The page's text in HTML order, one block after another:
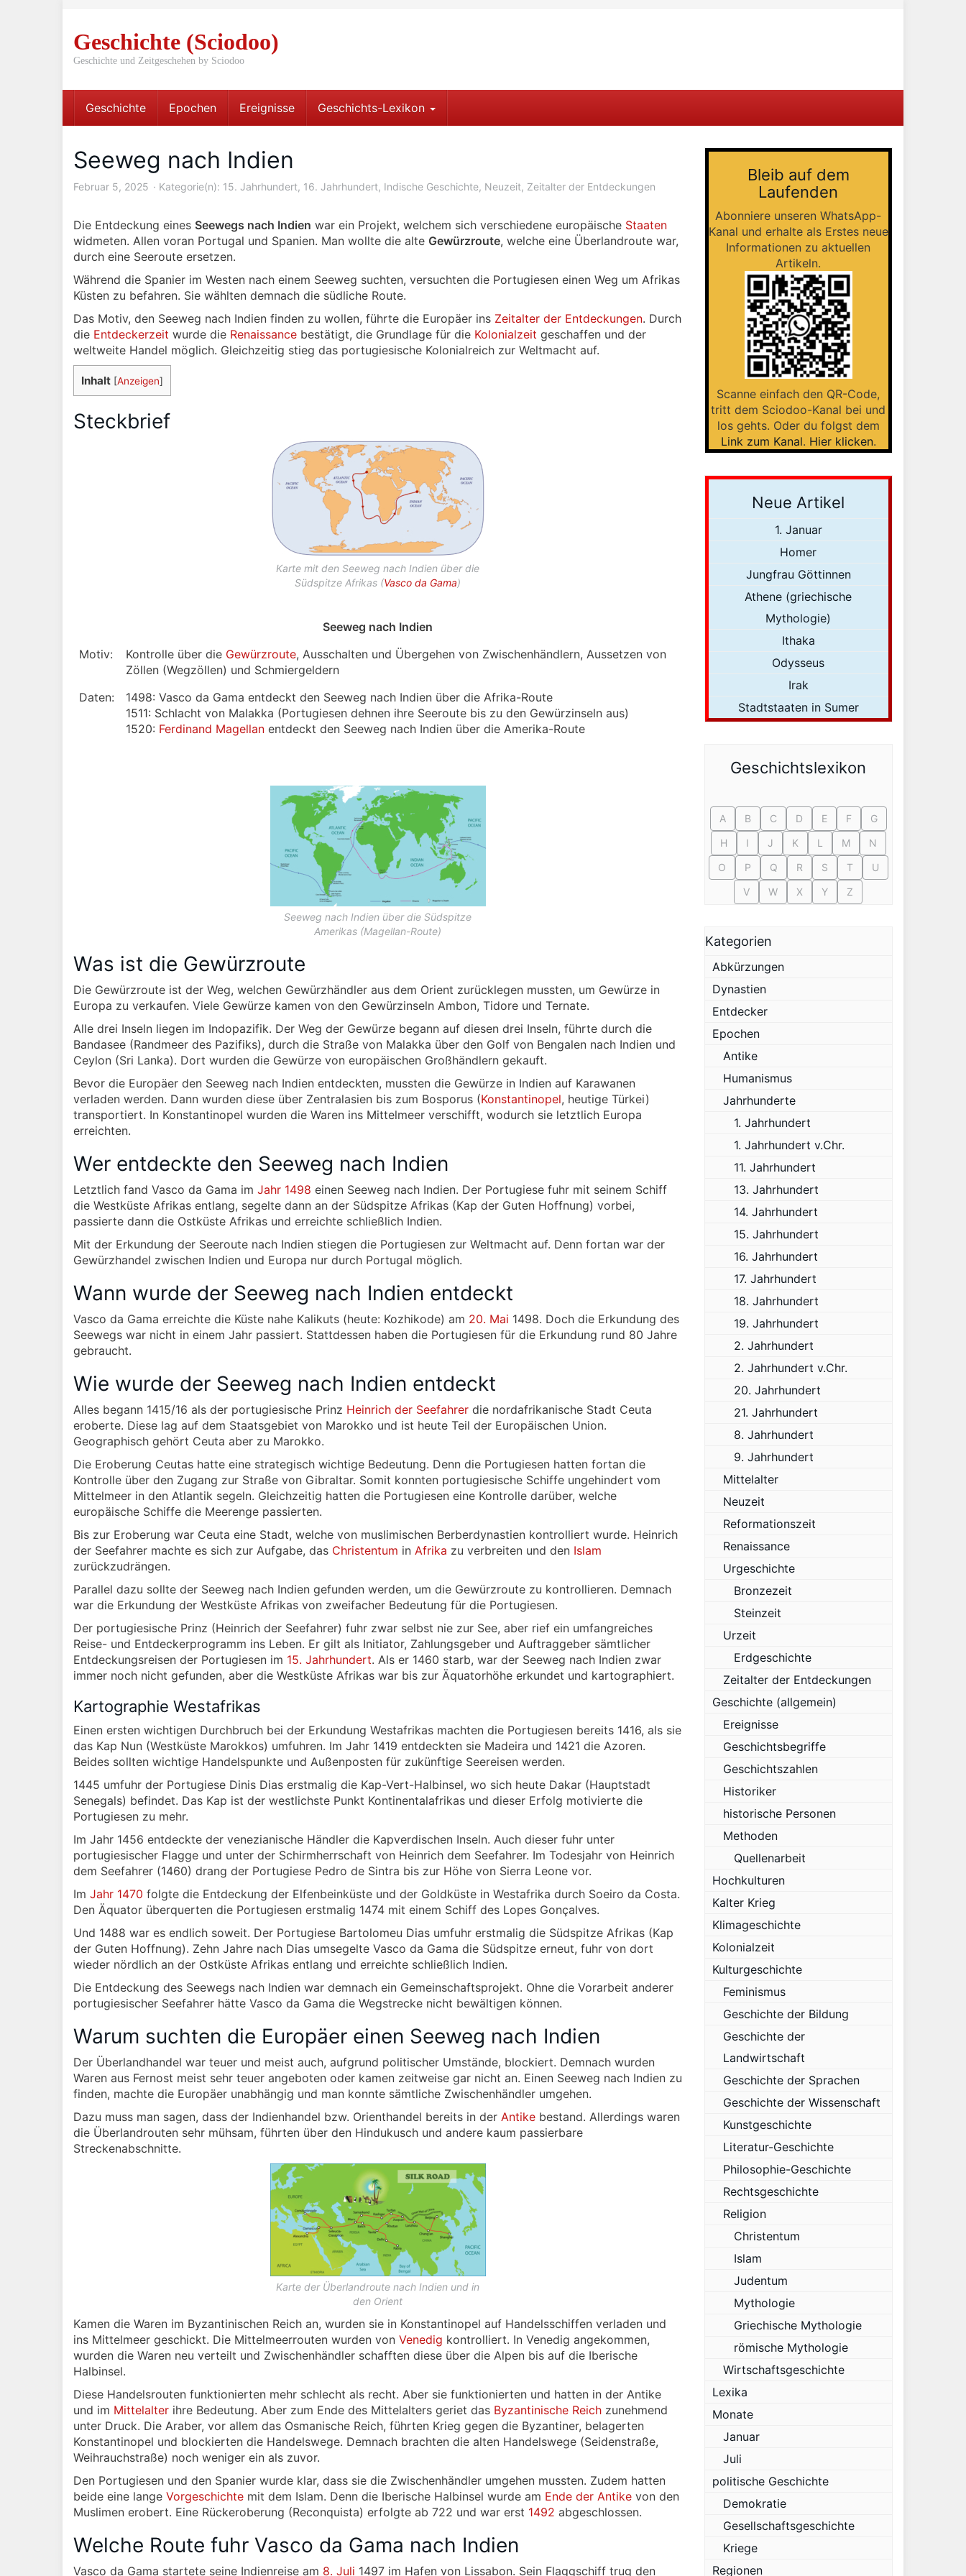
Geschichte (Sciodoo)
Geschichte und Zeitgeschehen by Sciodoo
Geschichte Epochen Ereignisse Geschichts-Lexikon
Seeweg nach Indien
Februar 5, 2025 Kategorie(n): 15. Jahrhundert, 16. Jahrhundert, Indische Geschichte, Neuzeit, Zeitalter der Entdeckungen
Die Entdeckung eines Seewegs nach Indien war ein Projekt, welchem sich verschiedene europäische Staaten
widmeten. Allen voran Portugal und Spanien. Man wollte die alte Gewürzroute, welche eine Überlandroute war,
durch eine Seeroute ersetzen.
Während die Spanier im Westen nach einem Seeweg suchten, versuchten die Portugiesen einen Weg um Afrikas
Küsten zu befahren. Sie wählten demnach die südliche Route.
Das Motiv, den Seeweg nach Indien finden zu wollen, führte die Europäer ins Zeitalter der Entdeckungen. Durch
die Entdeckerzeit wurde die Renaissance bestätigt, die Grundlage für die Kolonialzeit geschaffen und der
weltweite Handel möglich. Gleichzeitig stieg das portugiesische Kolonialreich zur Weltmacht auf.
Inhalt [Anzeigen]
Steckbrief
Karte mit den Seeweg nach Indien über die
Südspitze Afrikas (Vasco da Gama)
Seeweg nach Indien
Motiv:
Kontrolle über die Gewürzroute, Ausschalten und Übergehen von Zwischenhändlern, Aussetzen von
Zöllen (Wegzöllen) und Schmiergeldern
Daten:
1498: Vasco da Gama entdeckt den Seeweg nach Indien über die Afrika-Route
1511: Schlacht von Malakka (Portugiesen dehnen ihre Seeroute bis zu den Gewürzinseln aus)
1520: Ferdinand Magellan entdeckt den Seeweg nach Indien über die Amerika-Route
Seeweg nach Indien über die Südspitze
Amerikas (Magellan-Route)
Was ist die Gewürzroute
Die Gewürzroute ist der Weg, welchen Gewürzhändler aus dem Orient zurücklegen mussten, um Gewürze in
Europa zu verkaufen. Viele Gewürze kamen von den Gewürzinseln Ambon, Tidore und Ternate.
Alle drei Inseln liegen im Indopazifik. Der Weg der Gewürze begann auf diesen drei Inseln, führte durch die
Bandasee (Randmeer des Pazifiks), durch die Straße von Malakka über den Golf von Bengalen nach Indien und
Ceylon (Sri Lanka). Dort wurden die Gewürze von europäischen Großhändlern gekauft.
Bevor die Europäer den Seeweg nach Indien entdeckten, mussten die Gewürze in Indien auf Karawanen
verladen werden. Dann wurden diese über Zentralasien bis zum Bosporus (Konstantinopel, heutige Türkei)
transportiert. In Konstantinopel wurden die Waren ins Mittelmeer verschifft, wodurch sie letztlich Europa
erreichten.
Wer entdeckte den Seeweg nach Indien
Letztlich fand Vasco da Gama im Jahr 1498 einen Seeweg nach Indien. Der Portugiese fuhr mit seinem Schiff
die Westküste Afrikas entlang, segelte dann an der Südspitze Afrikas (Kap der Guten Hoffnung) vorbei,
passierte dann die Ostküste Afrikas und erreichte schließlich Indien.
Mit der Erkundung der Seeroute nach Indien stiegen die Portugiesen zur Weltmacht auf. Denn fortan war der
Gewürzhandel zwischen Indien und Europa nur durch Portugal möglich.
Wann wurde der Seeweg nach Indien entdeckt
Vasco da Gama erreichte die Küste nahe Kalikuts (heute: Kozhikode) am 20. Mai 1498. Doch die Erkundung des
Seewegs war nicht in einem Jahr passiert. Stattdessen haben die Portugiesen für die Erkundung rund 80 Jahre
gebraucht.
Wie wurde der Seeweg nach Indien entdeckt
Alles begann 1415/16 als der portugiesische Prinz Heinrich der Seefahrer die nordafrikanische Stadt Ceuta
eroberte. Diese lag auf dem Staatsgebiet von Marokko und ist heute Teil der Europäischen Union.
Geographisch gehört Ceuta aber zu Marokko.
Die Eroberung Ceutas hatte eine strategisch wichtige Bedeutung. Denn die Portugiesen hatten fortan die
Kontrolle über den Zugang zur Straße von Gibraltar. Somit konnten portugiesische Schiffe ungehindert vom
Mittelmeer in den Atlantik segeln. Gleichzeitig hatten die Portugiesen eine Kontrolle darüber, welche
europäische Schiffe die Meerenge passierten.
Bis zur Eroberung war Ceuta eine Stadt, welche von muslimischen Berberdynastien kontrolliert wurde. Heinrich
der Seefahrer machte es sich zur Aufgabe, das Christentum in Afrika zu verbreiten und den Islam
zurückzudrängen.
Parallel dazu sollte der Seeweg nach Indien gefunden werden, um die Gewürzroute zu kontrollieren. Demnach
war die Erkundung der Westküste Afrikas von zweifacher Bedeutung für die Portugiesen.
Der portugiesische Prinz (Heinrich der Seefahrer) fuhr zwar selbst nie zur See, aber rief ein umfangreiches
Reise- und Entdeckerprogramm ins Leben. Er gilt als Initiator, Zahlungsgeber und Auftraggeber sämtlicher
Entdeckungsreisen der Portugiesen im 15. Jahrhundert. Als er 1460 starb, war der Seeweg nach Indien zwar
immer noch nicht gefunden, aber die Westküste Afrikas war bis zur Äquatorhöhe erkundet und kartographiert.
Kartographie Westafrikas
Einen ersten wichtigen Durchbruch bei der Erkundung Westafrikas machten die Portugiesen bereits 1416, als sie
das Kap Nun (Westküste Marokkos) umfuhren. Im Jahr 1419 entdeckten sie Madeira und 1421 die Azoren.
Beides sollten wichtige Handelspunkte und Außenposten für zukünftige Seereisen werden.
1445 umfuhr der Portugiese Dinis Dias erstmalig die Kap-Vert-Halbinsel, wo sich heute Dakar (Hauptstadt
Senegals) befindet. Das Kap ist der westlichste Punkt Kontinentalafrikas und dieser Erfolg motivierte die
Portugiesen zu mehr.
Im Jahr 1456 entdeckte der venezianische Händler die Kapverdischen Inseln. Auch dieser fuhr unter
portugiesischer Flagge und unter der Schirmherrschaft von Heinrich dem Seefahrer. Im Todesjahr von Heinrich
dem Seefahrer (1460) drang der Portugiese Pedro de Sintra bis zur Höhe von Sierra Leone vor.
Im Jahr 1470 folgte die Entdeckung der Elfenbeinküste und der Goldküste in Westafrika durch Soeiro da Costa.
Den Äquator überquerten die Portugiesen erstmalig 1474 mit einem Schiff des Lopes Gonçalves.
Und 1488 war es endlich soweit. Der Portugiese Bartolomeu Dias umfuhr erstmalig die Südspitze Afrikas (Kap
der Guten Hoffnung). Zehn Jahre nach Dias umsegelte Vasco da Gama die Südspitze erneut, fuhr von dort
wieder nördlich an der Ostküste Afrikas entlang und erreichte schließlich Indien.
Die Entdeckung des Seewegs nach Indien war demnach ein Gemeinschaftsprojekt. Ohne die Vorarbeit anderer
portugiesischer Seefahrer hätte Vasco da Gama die Wegstrecke nicht bewältigen können.
Warum suchten die Europäer einen Seeweg nach Indien
Der Überlandhandel war teuer und meist auch, aufgrund politischer Umstände, blockiert. Demnach wurden
Waren aus Fernost meist sehr teuer angeboten oder kamen zeitweise gar nicht an. Einen Seeweg nach Indien zu
finden, machte die Europäer unabhängig und man konnte sämtliche Zwischenhändler umgehen.
Dazu muss man sagen, dass der Indienhandel bzw. Orienthandel bereits in der Antike bestand. Allerdings waren
die Überlandrouten sehr mühsam, führten über den Hindukusch und andere kaum passierbare
Streckenabschnitte.
Karte der Überlandroute nach Indien und in
den Orient
Kamen die Waren im Byzantinischen Reich an, wurden sie in Konstantinopel auf Handelsschiffen verladen und
ins Mittelmeer geschickt. Die Mittelmeerrouten wurden von Venedig kontrolliert. In Venedig angekommen,
wurden die Waren neu verteilt und Zwischenhändler schafften diese über die Alpen bis auf die Iberische
Halbinsel.
Diese Handelsrouten funktionierten mehr schlecht als recht. Aber sie funktionierten und hatten in der Antike
und im Mittelalter ihre Bedeutung. Aber zum Ende des Mittelalters geriet das Byzantinische Reich zunehmend
unter Druck. Die Araber, vor allem das Osmanische Reich, führten Krieg gegen die Byzantiner, belagerten
Konstantinopel und blockierten die Handelswege. Demnach brachten die alten Handelswege (Seidenstraße,
Weihrauchstraße) noch weniger ein als zuvor.
Den Portugiesen und den Spanier wurde klar, dass sie die Zwischenhändler umgehen mussten. Zudem hatten
beide eine lange Vorgeschichte mit dem Islam. Denn die Iberische Halbinsel wurde am Ende der Antike von den
Muslimen erobert. Eine Rückeroberung (Reconquista) erfolgte ab 722 und war erst 1492 abgeschlossen.
Welche Route fuhr Vasco da Gama nach Indien
Vasco da Gama startete seine Indienreise am 8. Juli 1497 im Hafen von Lissabon. Sein Flaggschiff trug den
Bleib auf dem
Laufenden
Abonniere unseren WhatsApp-
Kanal und erhalte als Erstes neue
Informationen zu aktuellen
Artikeln.
Scanne einfach den QR-Code,
tritt dem Sciodoo-Kanal bei und
los gehts. Oder du folgst dem
Link zum Kanal. Hier klicken.
Neue Artikel
1. Januar
Homer
Jungfrau Göttinnen
Athene (griechische
Mythologie)
Ithaka
Odysseus
Irak
Stadtstaaten in Sumer
Geschichtslexikon
A B C D E F
G
H
I J K L M
N
O
P Q R S T
U
V
W X Y Z
Kategorien
Abkürzungen
Dynastien
Entdecker
Epochen
Antike
Humanismus
Jahrhunderte
1. Jahrhundert
1. Jahrhundert v.Chr.
11. Jahrhundert
13. Jahrhundert
14. Jahrhundert
15. Jahrhundert
16. Jahrhundert
17. Jahrhundert
18. Jahrhundert
19. Jahrhundert
2. Jahrhundert
2. Jahrhundert v.Chr.
20. Jahrhundert
21. Jahrhundert
8. Jahrhundert
9. Jahrhundert
Mittelalter
Neuzeit
Reformationszeit
Renaissance
Urgeschichte
Bronzezeit
Steinzeit
Urzeit
Erdgeschichte
Zeitalter der Entdeckungen
Geschichte (allgemein)
Ereignisse
Geschichtsbegriffe
Geschichtszahlen
Historiker
historische Personen
Methoden
Quellenarbeit
Hochkulturen
Kalter Krieg
Klimageschichte
Kolonialzeit
Kulturgeschichte
Feminismus
Geschichte der Bildung
Geschichte der
Landwirtschaft
Geschichte der Sprachen
Geschichte der Wissenschaft
Kunstgeschichte
Literatur-Geschichte
Philosophie-Geschichte
Rechtsgeschichte
Religion
Christentum
Islam
Judentum
Mythologie
Griechische Mythologie
römische Mythologie
Wirtschaftsgeschichte
Lexika
Monate
Januar
Juli
politische Geschichte
Demokratie
Gesellschaftsgeschichte
Kriege
Regionen